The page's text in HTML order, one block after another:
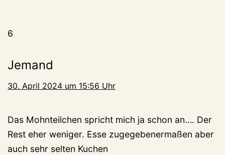
6
Jemand
30. April 2024 um 15:56 Uhr
Das Mohnteilchen spricht mich ja schon an…. Der
Rest eher weniger. Esse zugegebenermaßen aber
auch sehr selten Kuchen